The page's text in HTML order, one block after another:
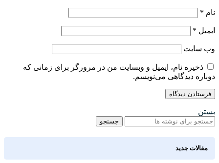
نام *
ایمیل *
وب‌ سایت
ذخیره نام، ایمیل و وبسایت من در مرورگر برای زمانی که
دوباره دیدگاهی می‌نویسم.
بستن
جستجو
مقالات جدید